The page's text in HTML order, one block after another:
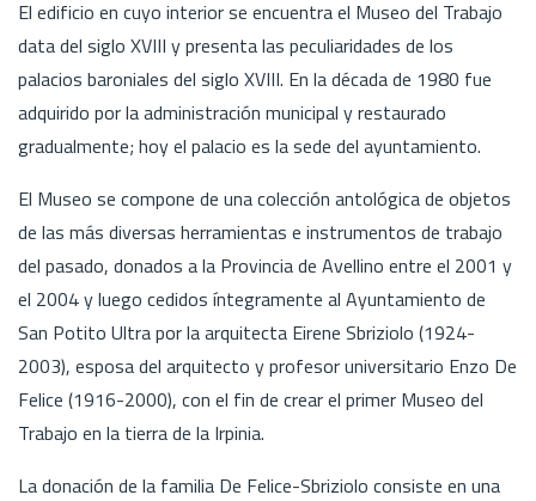
El edificio en cuyo interior se encuentra el Museo del Trabajo
data del siglo XVIII y presenta las peculiaridades de los
palacios baroniales del siglo XVIII. En la década de 1980 fue
adquirido por la administración municipal y restaurado
gradualmente; hoy el palacio es la sede del ayuntamiento.
El Museo se compone de una colección antológica de objetos
de las más diversas herramientas e instrumentos de trabajo
del pasado, donados a la Provincia de Avellino entre el 2001 y
el 2004 y luego cedidos íntegramente al Ayuntamiento de
San Potito Ultra por la arquitecta Eirene Sbriziolo (1924-
2003), esposa del arquitecto y profesor universitario Enzo De
Felice (1916-2000), con el fin de crear el primer Museo del
Trabajo en la tierra de la Irpinia.
La donación de la familia De Felice-Sbriziolo consiste en una